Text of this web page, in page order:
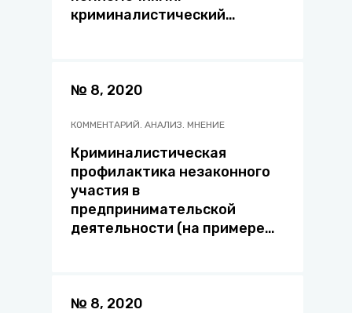
криминалистический
№ 8, 2020
КОММЕНТАРИЙ. АНАЛИЗ. МНЕНИЕ
Криминалистическая
профилактика незаконного
участия в
предпринимательской
деятельности (на примере
№ 8, 2020